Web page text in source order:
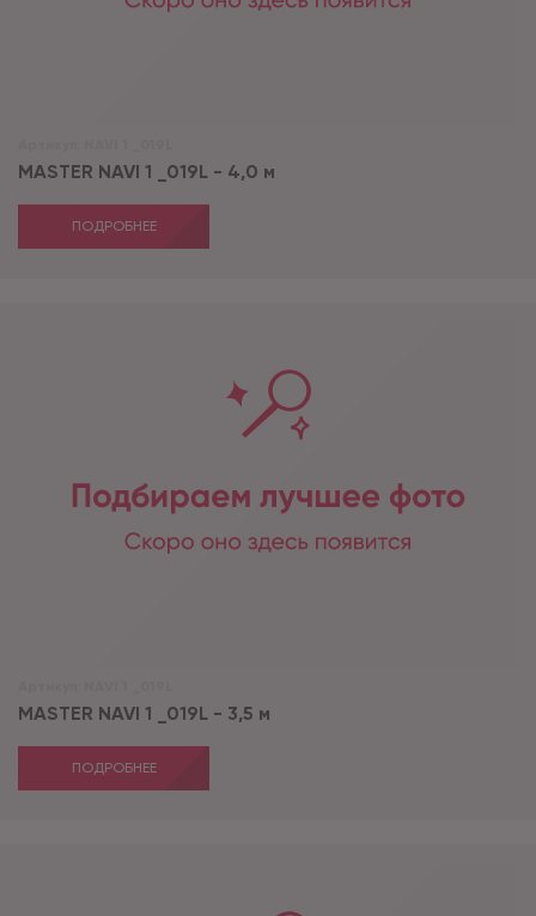
MASTER NAVI 1 _019L - 4,0 м
ПОДРОБНЕЕ
MASTER NAVI 1 _019L - 3,5 м
ПОДРОБНЕЕ